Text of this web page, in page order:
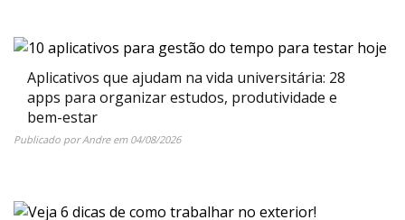
Aplicativos que ajudam na vida universitária: 28
apps para organizar estudos, produtividade e
bem-estar
Publicado porAndreem 04/08/2026